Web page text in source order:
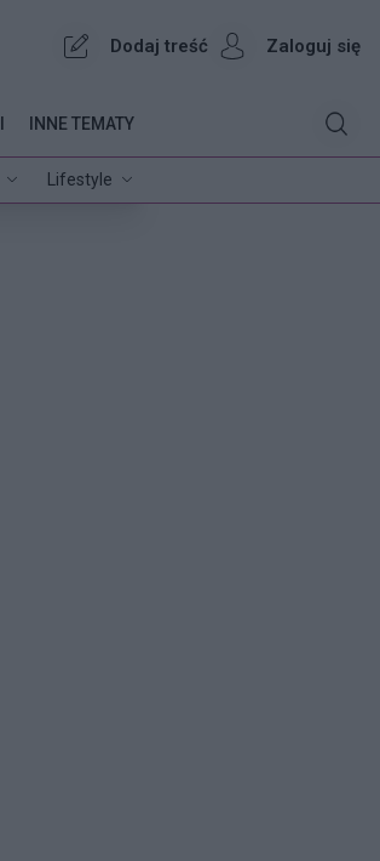
Dodaj treść Zaloguj się
Lifestyle
INNE TEMATY